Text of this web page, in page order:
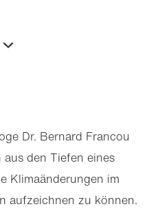
Dr. Bernard Francou
den Tiefen eines
Klimaänderungen im
aufzeichnen zu können.